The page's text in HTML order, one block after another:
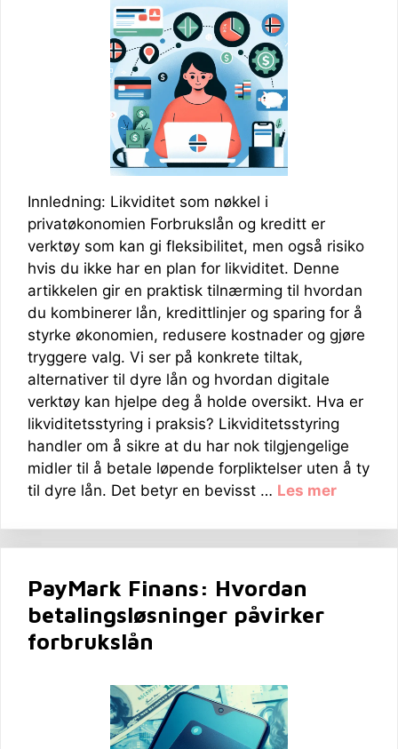
Innledning: Likviditet som nøkkel i
privatøkonomien Forbrukslån og kreditt er
verktøy som kan gi fleksibilitet, men også risiko
hvis du ikke har en plan for likviditet. Denne
artikkelen gir en praktisk tilnærming til hvordan
du kombinerer lån, kredittlinjer og sparing for å
styrke økonomien, redusere kostnader og gjøre
tryggere valg. Vi ser på konkrete tiltak,
alternativer til dyre lån og hvordan digitale
verktøy kan hjelpe deg å holde oversikt. Hva er
likviditetsstyring i praksis? Likviditetsstyring
handler om å sikre at du har nok tilgjengelige
midler til å betale løpende forpliktelser uten å ty
til dyre lån. Det betyr en bevisst … Les mer
PayMark Finans: Hvordan
betalingsløsninger påvirker
forbrukslån